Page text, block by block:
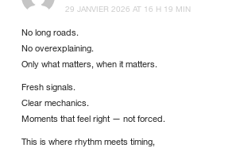
29 JANVIER 2026 AT 16 H 19 MIN
No long roads.
No overexplaining.
Only what matters, when it matters.
Fresh signals.
Clear mechanics.
Moments that feel right — not forced.
This is where rhythm meets timing,